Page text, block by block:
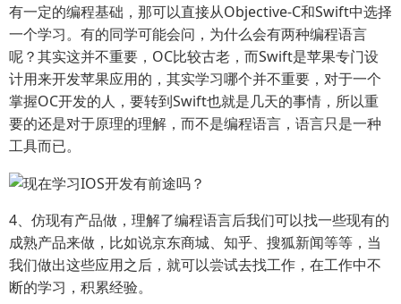
有一定的编程基础，那可以直接从Objective-C和Swift中选择
一个学习。有的同学可能会问，为什么会有两种编程语言
呢？其实这并不重要，OC比较古老，而Swift是苹果专门设
计用来开发苹果应用的，其实学习哪个并不重要，对于一个
掌握OC开发的人，要转到Swift也就是几天的事情，所以重
要的还是对于原理的理解，而不是编程语言，语言只是一种
工具而已。
4、仿现有产品做，理解了编程语言后我们可以找一些现有的
成熟产品来做，比如说京东商城、知乎、搜狐新闻等等，当
我们做出这些应用之后，就可以尝试去找工作，在工作中不
断的学习，积累经验。